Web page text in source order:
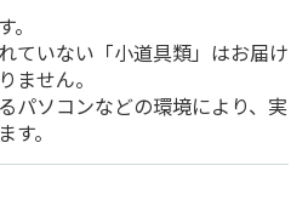
ていない「小道具類」はお届け
ません。
パソコンなどの環境により、実
。